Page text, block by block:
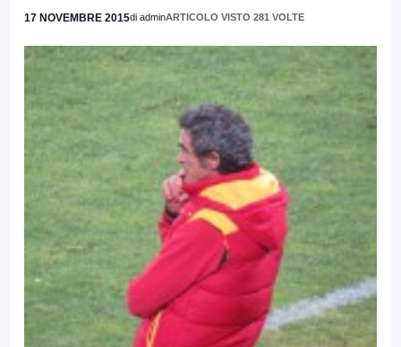
17 NOVEMBRE 2015di adminARTICOLO VISTO 281 VOLTE